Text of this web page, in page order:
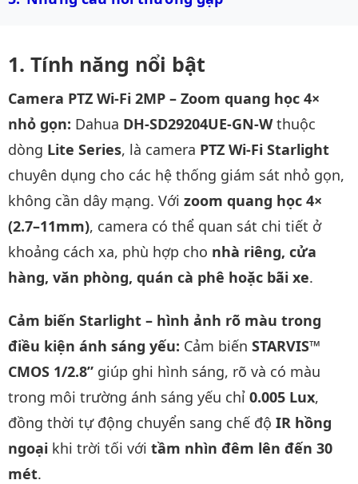
Tính năng nổi bật
Camera PTZ Wi-Fi 2MP – Zoom quang học 4×
nhỏ gọn: Dahua DH-SD29204UE-GN-Wthuộc
dòng Lite Series, là camera PTZ Wi-Fi Starlight
chuyên dụng cho các hệ thống giám sát nhỏ gọn,
không cần dây mạng. Với zoom quang học 4×
(2.7–11mm), camera có thể quan sát chi tiết ở
khoảng cách xa, phù hợp cho nhà riêng, cửa
hàng, văn phòng, quán cà phê hoặc bãi xe.
Cảm biến Starlight – hình ảnh rõ màu trong
điều kiện ánh sáng yếu: Cảm biến STARVIS™
CMOS 1/2.8” giúp ghi hình sáng, rõ và có màu
trong môi trường ánh sáng yếu chỉ 0.005 Lux,
đồng thời tự động chuyển sang chế độ IR hồng
ngoại khi trời tối với tầm nhìn đêm lên đến 30
mét.